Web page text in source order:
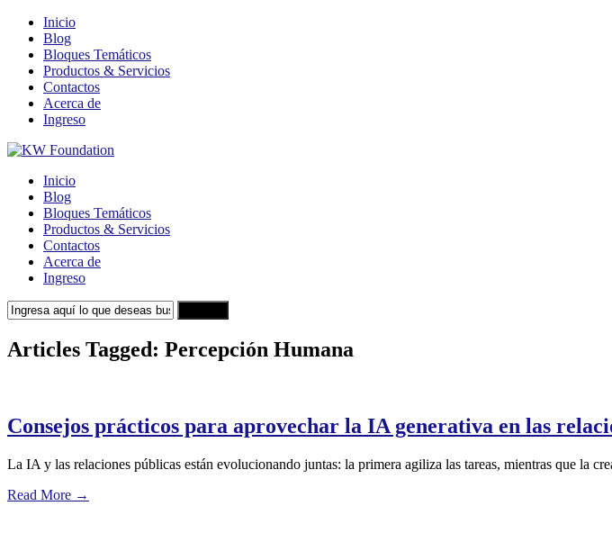
Inicio
Blog
Bloques Temáticos
Productos & Servicios
Contactos
Acerca de
Ingreso
Inicio
Blog
Bloques Temáticos
Productos & Servicios
Contactos
Acerca de
Ingreso
Articles Tagged: Percepción Humana
Consejos prácticos para aprovechar la IA generativa en las
La IA y las relaciones públicas están evolucionando juntas: la primera agiliza las tareas, mientras que la
Read More →